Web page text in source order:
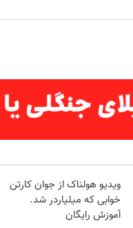
ویدیو هولناک از جوان کارتن
خوابی که میلیاردر شد.
آموزش رایگان